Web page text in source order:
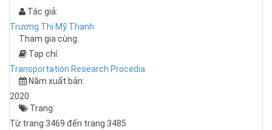
Tác giả:
Trương Thị Mỹ Thanh
Tham gia cùng:
Tạp chí:
Transportation Research Procedia
Năm xuất bản:
2020
Trang:
Từ trang 3469 đến trang 3485